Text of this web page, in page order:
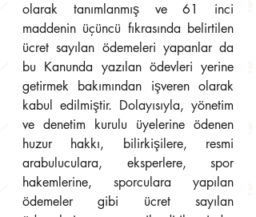
olarak tanımlanmış ve 61 inci
maddenin üçüncü fıkrasında belirtilen
ücret sayılan ödemeleri yapanlar da
bu Kanunda yazılan ödevleri yerine
getirmek bakımından işveren olarak
kabul edilmiştir. Dolayısıyla, yönetim
ve denetim kurulu üyelerine ödenen
huzur hakkı, bilirkişilere, resmi
arabuluculara, eksperlere, spor
hakemlerine, sporculara yapılan
ödemeler gibi ücret sayılan